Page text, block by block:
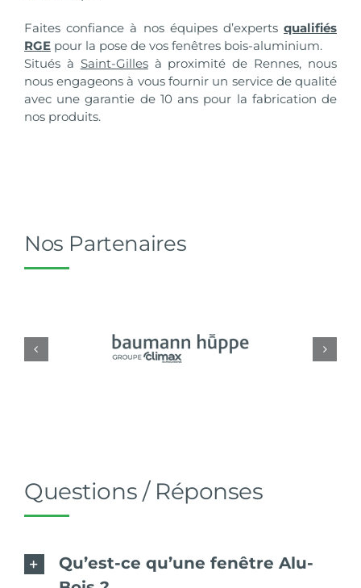
Faites confiance à nos équipes d’expertsqualifiés
RGEpour la pose de vos fenêtres bois-aluminium.
Situés à Saint-Gillesà proximité de Rennes, nous
nous engageons à vous fournir un service de qualité
avec une garantie de 10 ans pour la fabrication de
nos produits.
Nos Partenaires
Questions / Réponses
Qu’est-ce qu’une fenêtre Alu-